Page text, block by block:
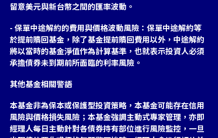
留意美元與新台幣之間的匯率波動。
- 保單中途解約的費用與價格波動風險：保單中途解約等
於提前贖回基金，除了基金提前贖回費用以外，中途解約
將以當時的基金淨值作為計算基準，也就表示投資人必須
承擔債券未到期前所面臨的利率風險。
其他基金相關警語
本基金非為保本或保護型投資策略，本基金可能存在信用
風險與價格損失風險；本基金強調主動式專家管理，亦即
經理人每日主動針對各債券持有部位進行風險監控，一旦